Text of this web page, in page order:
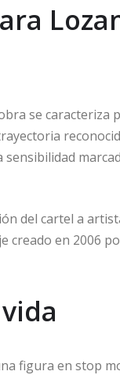
se caracteriza
del cartel a
creado en 2006
figura en stop